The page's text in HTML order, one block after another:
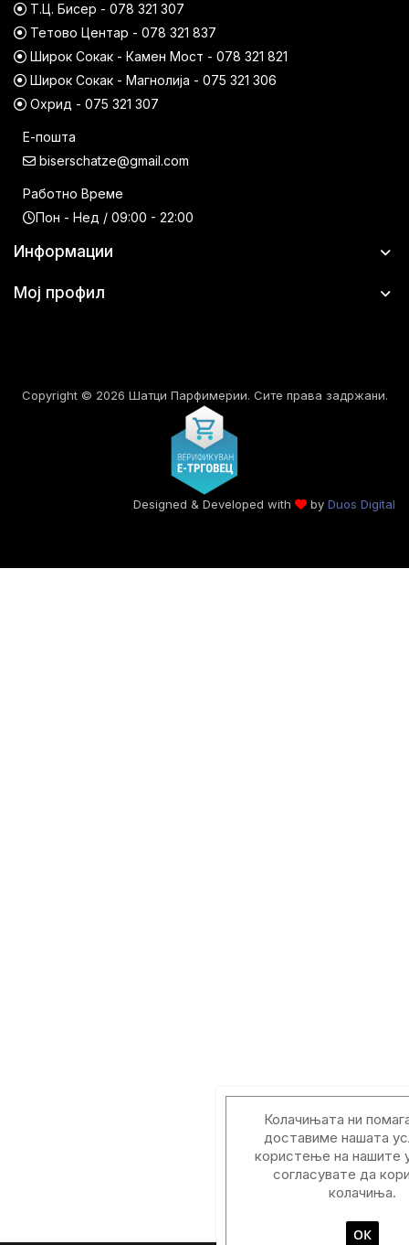
Т.Ц. Бисер - 078 321 307
Тетово Центар - 078 321 837
Широк Сокак - Камен Мост - 078 321 821
Широк Сокак - Магнолија - 075 321 306
Охрид - 075 321 307
Е-пошта
biserschatze@gmail.com
Работно Време
Пон - Нед / 09:00 - 22:00
Информации
Мој профил
Copyright © 2026 Шатци Парфимерии. Сите права задржани.
Designed & Developed with by Duos Digital
Колачињата ни
доставиме нашата
користење на нашите
согласувате да
колачиња.
ОК